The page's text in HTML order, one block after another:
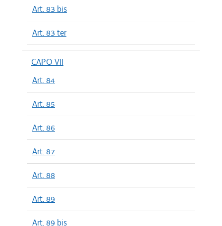
Art. 83 bis
Art. 83 ter
CAPO VII
Art. 84
Art. 85
Art. 86
Art. 87
Art. 88
Art. 89
Art. 89 bis